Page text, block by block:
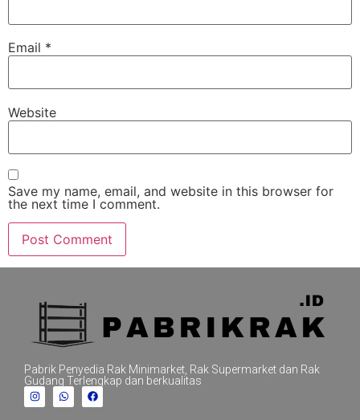
Email *
Website
Save my name, email, and website in this browser for
the next time I comment.
Pabrik Penyedia Rak Minimarket, Rak Supermarket dan Rak
Gudang Terlengkap dan berkualitas